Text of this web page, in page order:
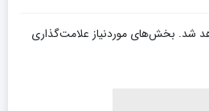
شد. بخش‌های موردنیاز علامت‌گذاری